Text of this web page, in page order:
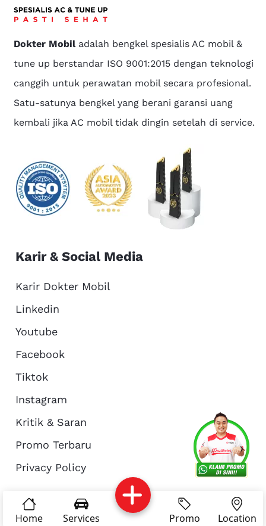
About Us
Reservasi Article
Home Services Promo Location
Dokter Mobiladalah bengkel spesialis AC mobil &
tune up berstandar ISO 9001:2015 dengan teknologi
canggih untuk perawatan mobil secara profesional.
Satu-satunya bengkel yang berani garansi uang
kembali jika AC mobil tidak dingin setelah di service.
Karir & Social Media
Karir Dokter Mobil
Linkedin
Youtube
Facebook
Tiktok
Instagram
Kritik & Saran
Promo Terbaru
Privacy Policy
© Copyright 2026 - Dokter Mobil Indonesia